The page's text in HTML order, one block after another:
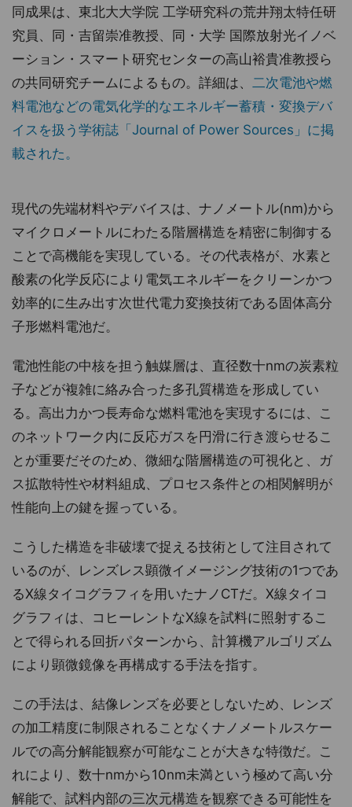
同成果は、東北大大学院 工学研究科の荒井翔太特任研
究員、同・吉留崇准教授、同・大学 国際放射光イノベ
ーション・スマート研究センターの高山裕貴准教授ら
の共同研究チームによるもの。詳細は、 二次電池や燃
料電池などの電気化学的なエネルギー蓄積・変換デバ
イスを扱う学術誌「Journal of Power Sources」に掲
載された。
現代の先端材料やデバイスは、ナノメートル(nm)から
マイクロメートルにわたる階層構造を精密に制御する
ことで高機能を実現している。その代表格が、水素と
酸素の化学反応により電気エネルギーをクリーンかつ
効率的に生み出す次世代電力変換技術である固体高分
子形燃料電池だ。
電池性能の中核を担う触媒層は、直径数十nmの炭素粒
子などが複雑に絡み合った多孔質構造を形成してい
る。高出力かつ長寿命な燃料電池を実現するには、こ
のネットワーク内に反応ガスを円滑に行き渡らせるこ
とが重要だそのため、微細な階層構造の可視化と、ガ
ス拡散特性や材料組成、プロセス条件との相関解明が
性能向上の鍵を握っている。
こうした構造を非破壊で捉える技術として注目されて
いるのが、レンズレス顕微イメージング技術の1つであ
るX線タイコグラフィを用いたナノCTだ。X線タイコ
グラフィは、コヒーレントなX線を試料に照射するこ
とで得られる回折パターンから、計算機アルゴリズム
により顕微鏡像を再構成する手法を指す。
この手法は、結像レンズを必要としないため、レンズ
の加工精度に制限されることなくナノメートルスケー
ルでの高分解能観察が可能なことが大きな特徴だ。こ
れにより、数十nmから10nm未満という極めて高い分
解能で、試料内部の三次元構造を観察できる可能性を